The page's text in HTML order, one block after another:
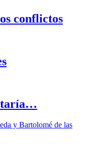
conflictos